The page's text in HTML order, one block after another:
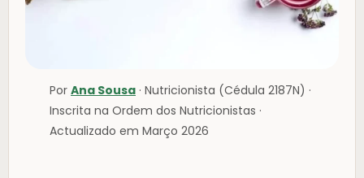
Por Ana Sousa · Nutricionista (Cédula 2187N) ·
Inscrita na Ordem dos Nutricionistas ·
Actualizado em Março 2026